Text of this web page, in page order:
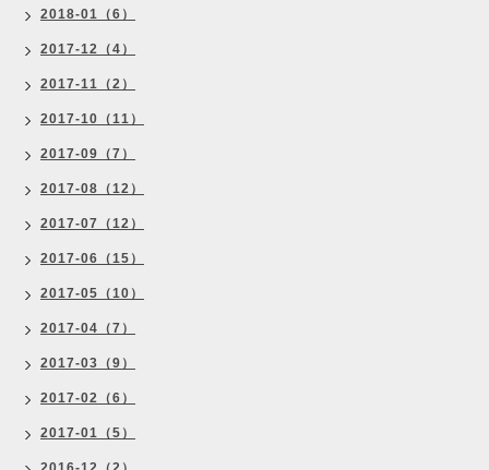
2018-01（6）
2017-12（4）
2017-11（2）
2017-10（11）
2017-09（7）
2017-08（12）
2017-07（12）
2017-06（15）
2017-05（10）
2017-04（7）
2017-03（9）
2017-02（6）
2017-01（5）